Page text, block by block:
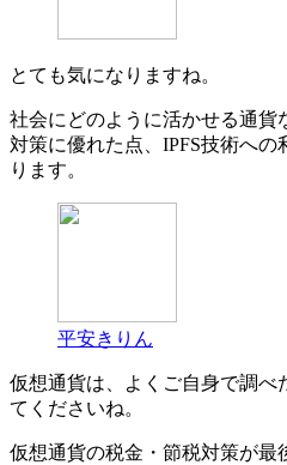
とても気になりますね。
社会にどのように活かせる通貨
対策に優れた点、IPFS技術へ
ります。
平安きりん
仮想通貨は、よくご自身で調べ
てくださいね。
仮想通貨の税金・節税対策が最